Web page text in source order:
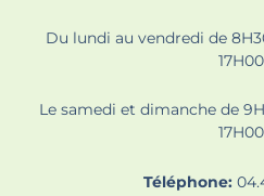
Du lundi au vendredi de
17H00
Le samedi et dimanche de
17H00
Téléphone: